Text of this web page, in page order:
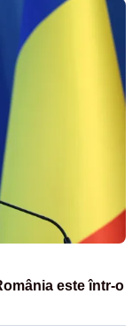
este într-o